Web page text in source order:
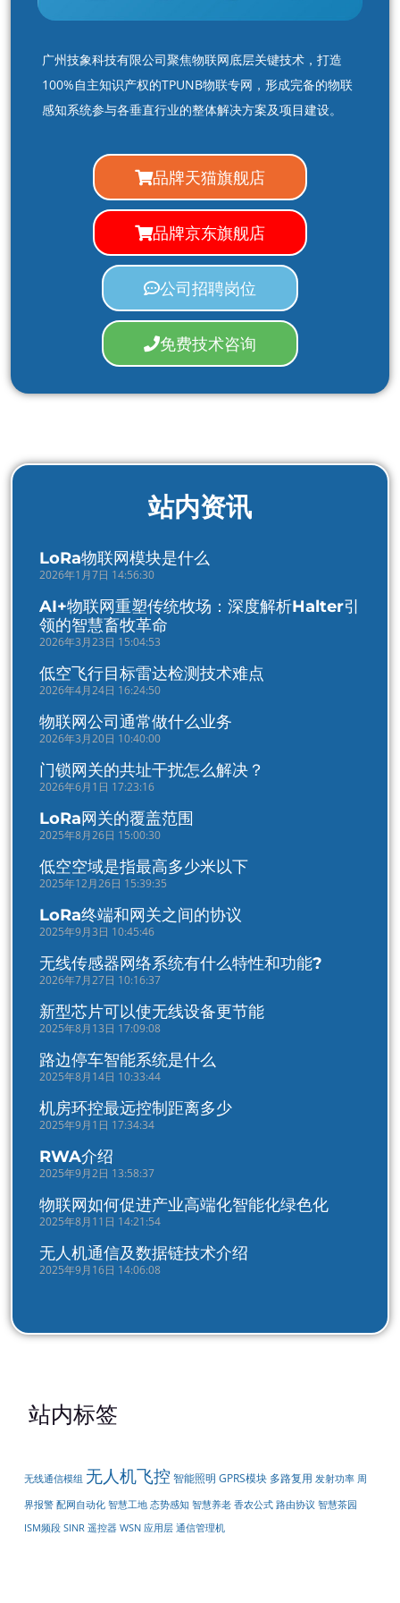
广州技象科技有限公司聚焦物联网底层关键技术，打造
100%自主知识产权的TPUNB物联专网，形成完备的物联
感知系统参与各垂直行业的整体解决方案及项目建设。
品牌天猫旗舰店
品牌京东旗舰店
公司招聘岗位
免费技术咨询
站内资讯
LoRa物联网模块是什么
2026年1月7日 14:56:30
AI+物联网重塑传统牧场：深度解析Halter引
领的智慧畜牧革命
2026年3月23日 15:04:53
低空飞行目标雷达检测技术难点
2026年4月24日 16:24:50
物联网公司通常做什么业务
2026年3月20日 10:40:00
门锁网关的共址干扰怎么解决？
2026年6月1日 17:23:16
LoRa网关的覆盖范围
2025年8月26日 15:00:30
低空空域是指最高多少米以下
2025年12月26日 15:39:35
LoRa终端和网关之间的协议
2025年9月3日 10:45:46
无线传感器网络系统有什么特性和功能?
2026年7月27日 10:16:37
新型芯片可以使无线设备更节能
2025年8月13日 17:09:08
路边停车智能系统是什么
2025年8月14日 10:33:44
机房环控最远控制距离多少
2025年9月1日 17:34:34
RWA介绍
2025年9月2日 13:58:37
物联网如何促进产业高端化智能化绿色化
2025年8月11日 14:21:54
无人机通信及数据链技术介绍
2025年9月16日 14:06:08
站内标签
无线通信模组 无人机飞控 智能照明 GPRS模块 多路复用 发射功率 周
界报警 配网自动化 智慧工地 态势感知 智慧养老 香农公式 路由协议 智慧茶园
ISM频段 SINR 遥控器 WSN 应用层 通信管理机